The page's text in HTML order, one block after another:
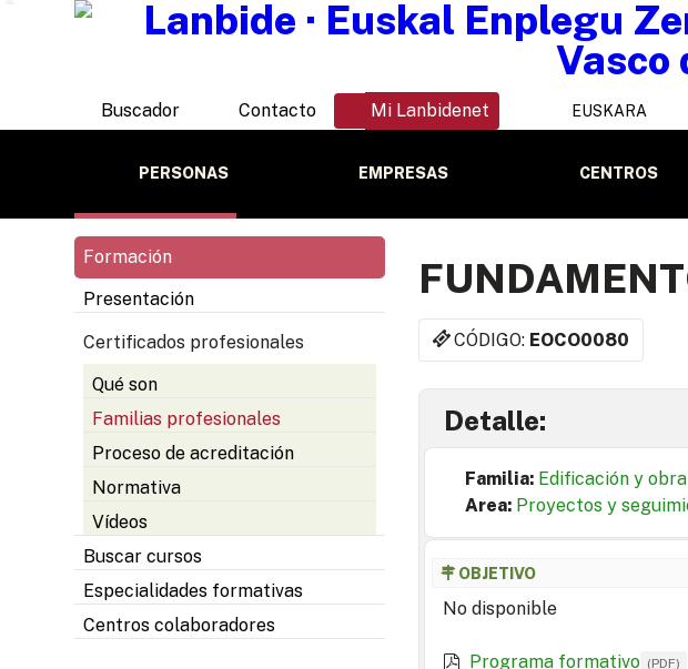
Buscador Contacto Mi Lanbidenet EUSKARA
PERSONAS EMPRESAS CENTROS
Formación
Presentación
Certificados profesionales
Qué son
Familias profesionales
Proceso de acreditación
Normativa
Vídeos
Buscar cursos
Especialidades formativas
Centros colaboradores
CÓDIGO: EOCO0080
Detalle:
Familia: Edificación y
Area: Proyectos y
OBJETIVO
No disponible
Programa formativo (PDF)